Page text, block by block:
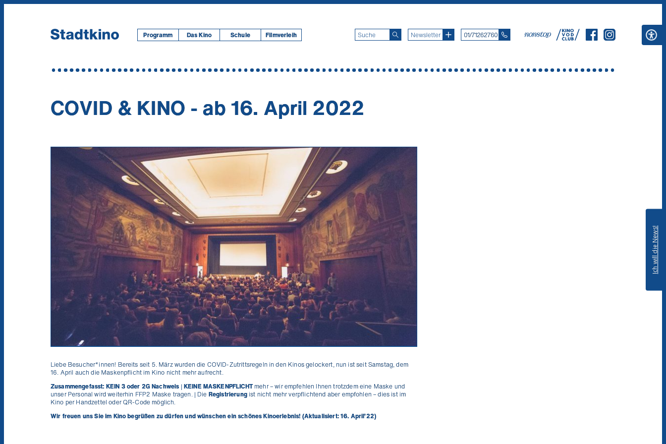
Programm Das Kino Schule Filmverleih 01/71262760
COVID & KINO - ab 16. April 2022
Liebe Besucher*innen! Bereits seit 5. März wurden die COVID-Zutrittsregeln in den Kinos gelockert, nun ist seit Samstag, dem
16. April auch die Maskenpflicht im Kino nicht mehr aufrecht.
Zusammengefasst: KEIN 3 oder 2G Nachweis | KEINE MASKENPFLICHTmehr – wir empfehlen Ihnen trotzdem eine Maske und
unser Personal wird weiterhin FFP2 Maske tragen. | Die Registrierungist nicht mehr verpflichtend aber empfohlen – dies ist im
Kino per Handzettel oder QR-Code möglich.
Wir freuen uns Sie im Kino begrüßen zu dürfen und wünschen ein schönes Kinoerlebnis! (Aktualisiert: 16. April’22)